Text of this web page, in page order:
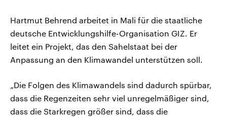
Hartmut Behrend arbeitet in Mali für die staatliche
deutsche Entwicklungshilfe-Organisation GIZ. Er
leitet ein Projekt, das den Sahelstaat bei der
Anpassung an den Klimawandel unterstützen soll.
„Die Folgen des Klimawandels sind dadurch spürbar,
dass die Regenzeiten sehr viel unregelmäßiger sind,
dass die Starkregen größer sind, dass die